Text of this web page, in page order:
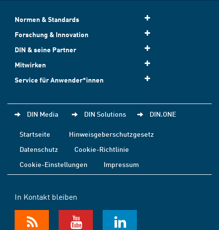
Normen & Standards
Forschung & Innovation
DIN & seine Partner
Mitwirken
Service für Anwender*innen
DIN Media DIN Solutions DIN.ONE
Startseite
Hinweisgeberschutzgesetz
Datenschutz
Cookie-Richtlinie
Cookie-Einstellungen
Impressum
In Kontakt bleiben